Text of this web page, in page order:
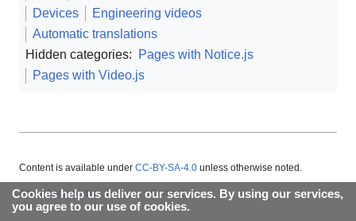
Devices
Engineering videos
Automatic translations
Hidden categories:
Pages with Notice.js
Pages with Video.js
Cookies help us deliver our services. By using our services,
you agree to our use of cookies.
Content is available under CC-BY-SA-4.0 unless otherwise noted.
About Appropedia Policies Contact